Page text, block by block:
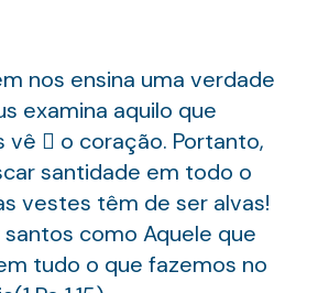
nos ensina uma verdade
examina aquilo que
vê  o coração. Portanto,
santidade em todo o
vestes têm de ser alvas!
como Aquele que
tudo o que fazemos no